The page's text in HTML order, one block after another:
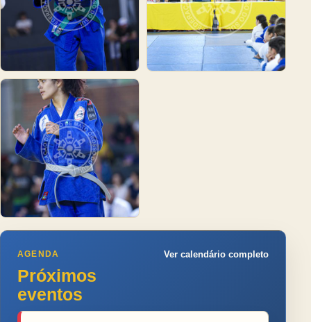
AGENDA
Próximos
eventos
Ver calendário completo